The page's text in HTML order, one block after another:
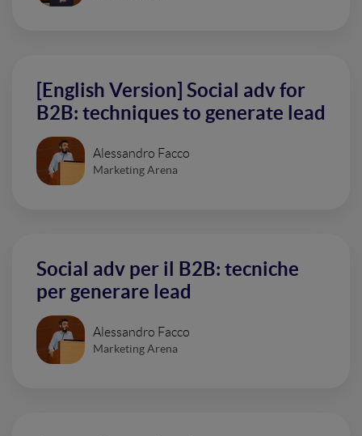
[English Version] Social adv for
B2B: techniques to generate lead
Alessandro Facco
Marketing Arena
Social adv per il B2B: tecniche
per generare lead
Alessandro Facco
Marketing Arena